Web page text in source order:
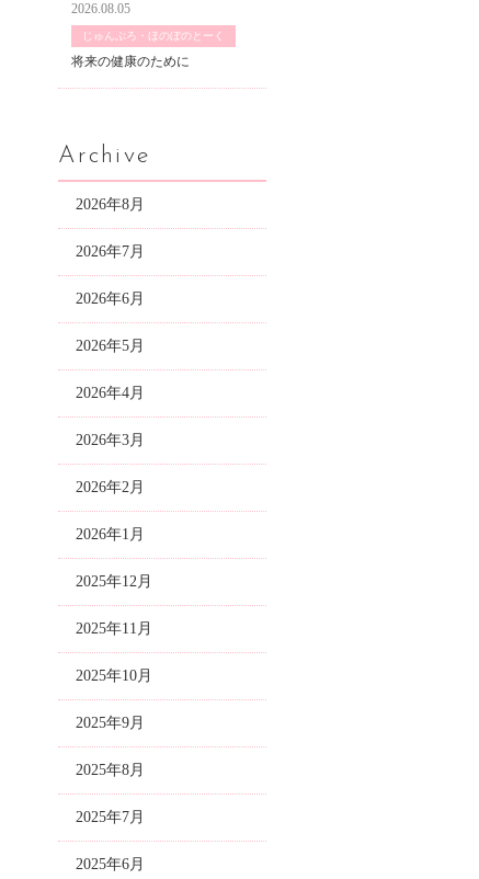
2026.08.05
じゅんぶろ・ほのぼのとーく
将来の健康のために
Archive
2026年8月
2026年7月
2026年6月
2026年5月
2026年4月
2026年3月
2026年2月
2026年1月
2025年12月
2025年11月
2025年10月
2025年9月
2025年8月
2025年7月
2025年6月